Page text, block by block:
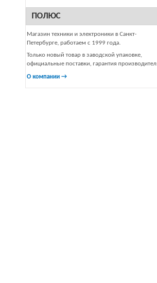
ПОЛЮС
Магазин техники и электроники в Санкт-
Петербурге, работаем с 1999 года.
Только новый товар в заводской упаковке,
официальные поставки, гарантия
О компании →